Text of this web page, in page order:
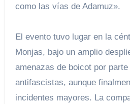
como las vías de Adamuz».
El evento tuvo lugar en la
Monjas, bajo un amplio
amenazas de boicot por
antifascistas, aunque
incidentes mayores. La